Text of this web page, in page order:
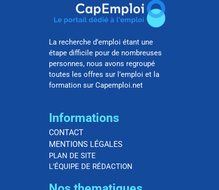
La recherche d’emploi étant une
étape difficile pour de nombreuses
personnes, nous avons regroupé
toutes les offres sur l’emploi et la
formation sur Capemploi.net
Informations
CONTACT
MENTIONS LÉGALES
PLAN DE SITE
L’ÉQUIPE DE RÉDACTION